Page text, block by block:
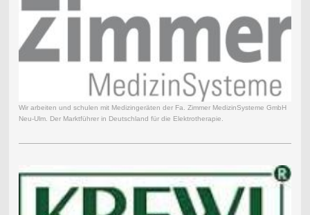
Wir arbeiten und schulen mit Medizingeräten der Fa. Zimmer MedizinSysteme GmbH
Neu-Ulm. Der Marktführer in Deutschland für die Elektrotherapie.